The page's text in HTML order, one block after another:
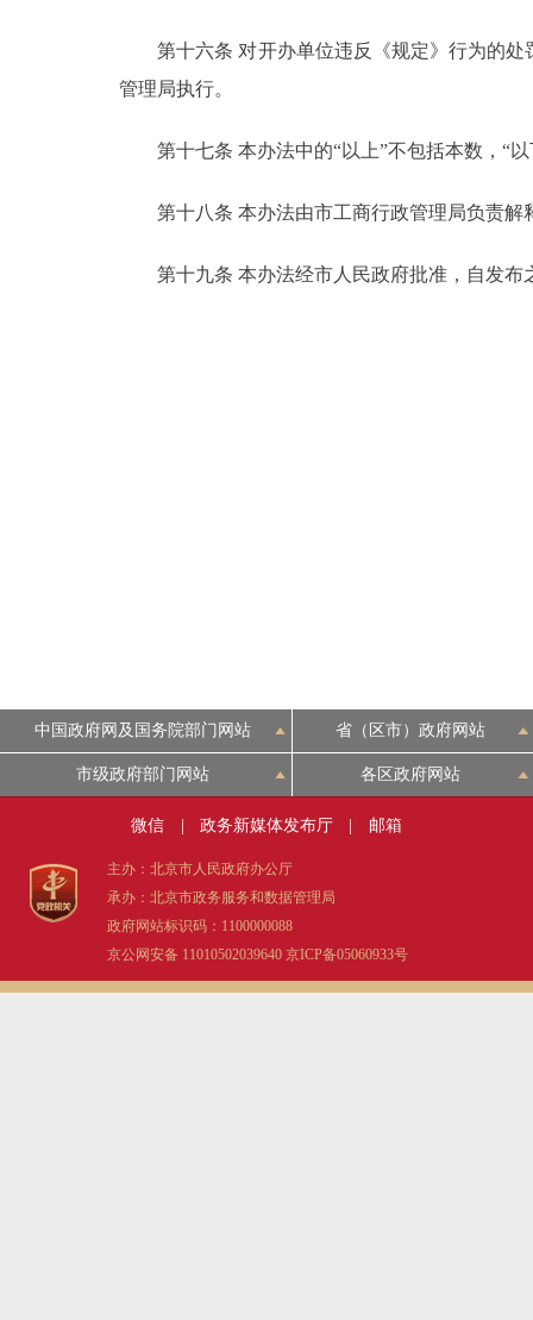
第十六条 对开办单位违反《规定》行为的处
管理局执行。
第十七条 本办法中的“以上”不包括本数，“以
第十八条 本办法由市工商行政管理局负责解
第十九条 本办法经市人民政府批准，自发布
中国政府网及国务院部门网站 省（区市）政府网站
市级政府部门网站 各区政府网站
微信 政务新媒体发布厅 邮箱
主办：北京市人民政府办公厅
承办：北京市政务服务和数据管理局
政府网站标识码：1100000088
京公网安备 11010502039640 京ICP备05060933号